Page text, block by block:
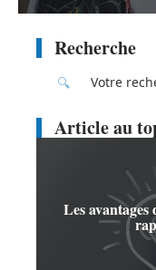
Recherche
Article au
Les